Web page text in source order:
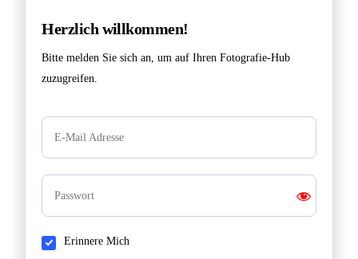
Herzlich willkommen!
Bitte melden Sie sich an, um auf Ihren Fotografie-Hub
zuzugreifen.
Erinnere Mich